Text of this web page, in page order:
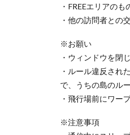
・FREEエリアの
・他の訪問者との
※お願い
・ウィンドウを閉
・ルール違反され
で、うちの島のル
・飛行場前にワー
※注意事項